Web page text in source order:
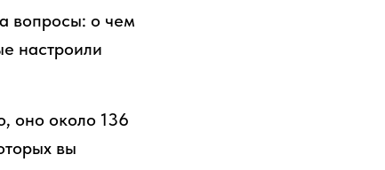
вопросы: о чем
настроили
оно около 136
вы